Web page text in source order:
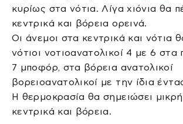
κυρίως στα νότια. Λίγα χιόνια θα
κεντρικά και βόρεια ορεινά.
Οι άνεμοι στα κεντρικά και νότια
νότιοι νοτιοανατολικοί 4 με 6 στα
7 μποφόρ, στα βόρεια ανατολικοί
βορειοανατολικοί με την ίδια
Η θερμοκρασία θα σημειώσει
κεντρικά και βόρεια.